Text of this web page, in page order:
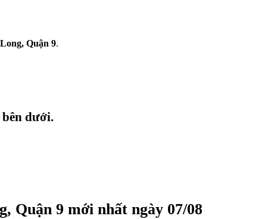
Quận 9.
bên dưới.
Quận 9 mới nhất ngày 07/08